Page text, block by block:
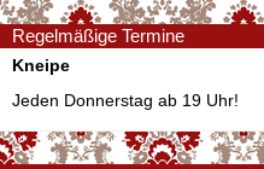
Regelmäßige Termine
Kneipe
Jeden Donnerstag ab 19 Uhr!